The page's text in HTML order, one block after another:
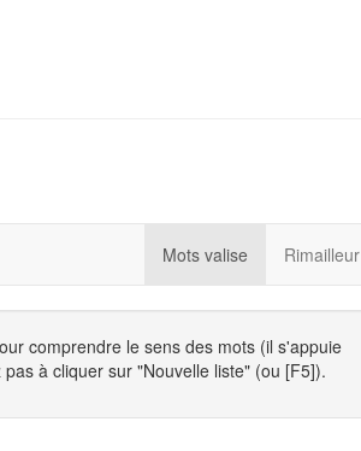
Mots valise Rimailleur
comprendre le sens des mots (il s'appuie
à cliquer sur "Nouvelle liste" (ou [F5]).